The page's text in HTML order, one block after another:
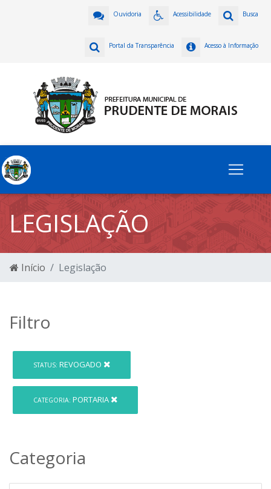
Busca
Acessibilidade
Ouvidoria
Acesso à Informação
Portal da Transparência
LEGISLAÇÃO
Início Legislação
Filtro
STATUS: REVOGADO
CATEGORIA: PORTARIA
Categoria